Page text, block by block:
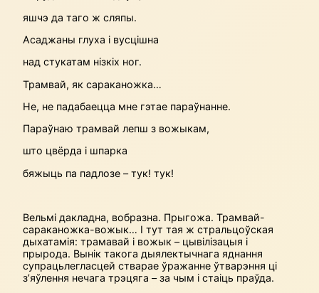
яшчэ да таго ж сляпы.
Асаджаны глуха і вусцішна
над стукатам нізкіх ног.
Трамвай, як сараканожка…
Не, не падабаецца мне гэтае параўнанне.
Параўнаю трамвай лепш з вожыкам,
што цвёрда і шпарка
бяжыць па падлозе – тук! тук!
Вельмі дакладна, вобразна. Прыгожа. Трамвай-
сараканожка-вожык… І тут тая ж стральцоўская
дыхатамія: трамавай і вожык – цывілізацыя і
прырода. Вынік такога дыялектычнага яднання
супрацьлегласцей стварае ўражанне ўтварэння ці
з’яўлення нечага трэцяга – за чым і стаіць праўда.